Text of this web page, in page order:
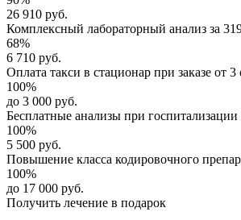
26 910 руб.
Комплексный лабораторный анализ за
68%
6 710 руб.
Оплата такси в стационар при заказе от 3
100%
до 3 000 руб.
Бесплатные анализы при госпитализации
100%
5 500 руб.
Повышение класса кодировочного
100%
до 17 000 руб.
Получить лечение в подарок